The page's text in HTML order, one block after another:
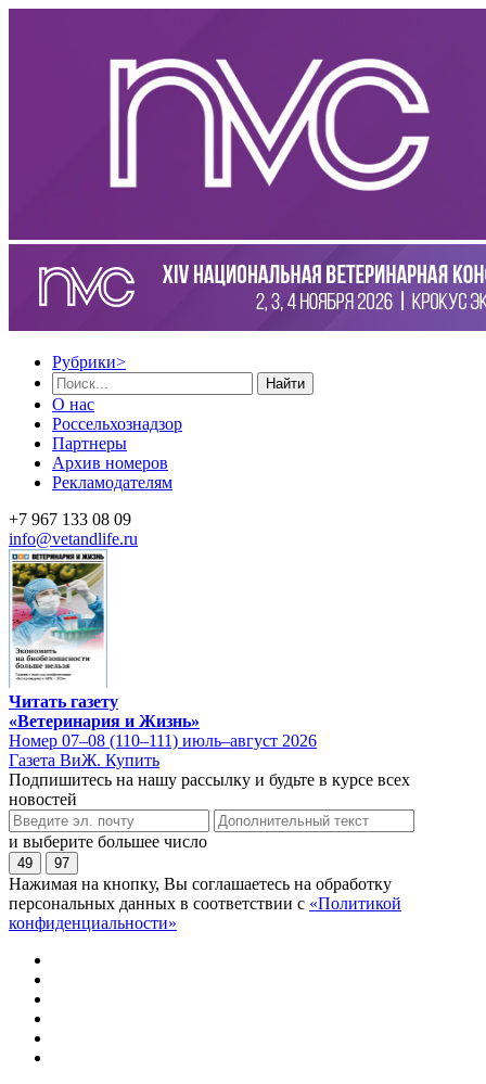
Рубрики>
Найти
О нас
Россельхознадзор
Партнеры
Архив номеров
Рекламодателям
+7 967 133 08 09
info@vetandlife.ru
Читать газету
«Ветеринария и Жизнь»
Номер 07–08 (110–111) июль–август 2026
Газета ВиЖ. Купить
Подпишитесь на нашу рассылку и будьте в курсе всех
новостей
и выберите большее число
49 97
Нажимая на кнопку, Вы соглашаетесь на обработку
персональных данных в соответствии с «Политикой
конфиденциальности»